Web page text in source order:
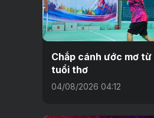
Chắp cánh ước mơ từ
tuổi thơ
04/08/2026 04:12